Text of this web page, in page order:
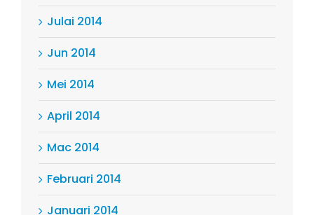
Julai 2014
Jun 2014
Mei 2014
April 2014
Mac 2014
Februari 2014
Januari 2014